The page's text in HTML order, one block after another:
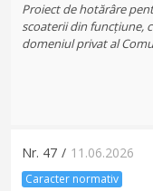
Proiect de hotărâre
scoaterii din funcțiune,
domeniul privat al
Nr. 47 / 11.06.2026
Caracter normativ